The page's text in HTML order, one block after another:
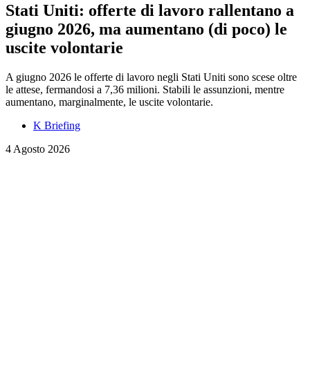
Stati Uniti: offerte di lavoro rallentano a
giugno 2026, ma aumentano (di poco) le
uscite volontarie
A giugno 2026 le offerte di lavoro negli Stati Uniti sono scese oltre
le attese, fermandosi a 7,36 milioni. Stabili le assunzioni, mentre
aumentano, marginalmente, le uscite volontarie.
K Briefing
4 Agosto 2026